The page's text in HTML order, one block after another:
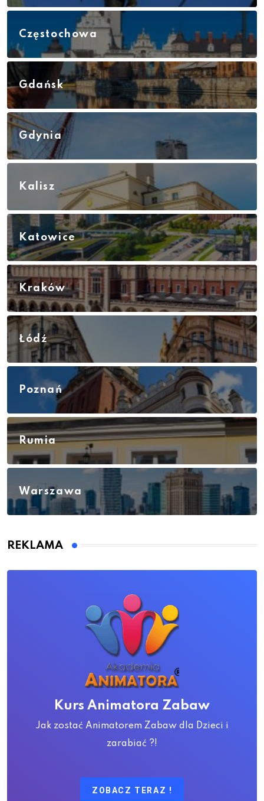
Częstochowa
Gdańsk
Gdynia
Kalisz
Katowice
Kraków
Łódź
Poznań
Rumia
Warszawa
REKLAMA
Kurs Animatora Zabaw
Jak zostać Animatorem Zabaw dla Dzieci i
zarabiać ?!
ZOBACZ TERAZ !